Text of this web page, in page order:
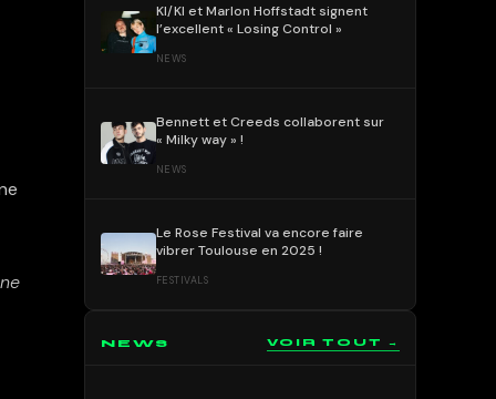
KI/KI et Marlon Hoffstadt signent
l’excellent « Losing Control »
NEWS
Bennett et Creeds collaborent sur
« Milky way » !
NEWS
Le Rose Festival va encore faire
vibrer Toulouse en 2025 !
FESTIVALS
NEWS VOIR TOUT →